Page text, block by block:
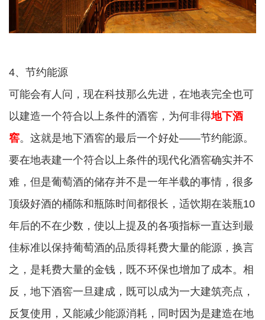
4、节约能源
可能会有人问，现在科技那么先进，在地表完全也可
以建造一个符合以上条件的酒窖，为何非得地下酒
窖。这就是地下酒窖的最后一个好处——节约能源。
要在地表建一个符合以上条件的现代化酒窖确实并不
难，但是葡萄酒的储存并不是一年半载的事情，很多
顶级好酒的桶陈和瓶陈时间都很长，适饮期在装瓶10
年后的不在少数，使以上提及的各项指标一直达到最
佳标准以保持葡萄酒的品质得耗费大量的能源，换言
之，是耗费大量的金钱，既不环保也增加了成本。相
反，地下酒窖一旦建成，既可以成为一大建筑亮点，
反复使用，又能减少能源消耗，同时因为是建造在地